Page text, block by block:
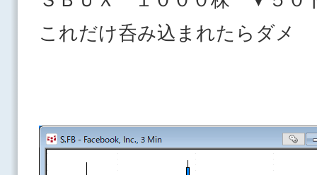
これだけ呑み込まれたらダメ